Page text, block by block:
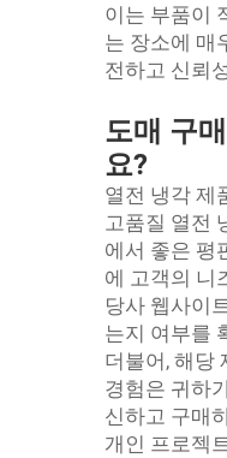
이는 부품이
는 장소에 매
전하고 신뢰
도매 구
요?
열전 냉각 제
고품질 열전
에서 좋은 평
에 고객의 니
당사 웹사이
는지 여부를
더불어, 해당
경험은 귀하
신하고 구매
개인 프로젝